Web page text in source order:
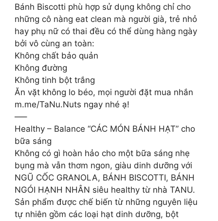
Bánh Biscotti phù hợp sử dụng không chỉ cho
những cô nàng eat clean mà người già, trẻ nhỏ
hay phụ nữ có thai đều có thể dùng hàng ngày
bởi vô cùng an toàn:
Không chất bảo quản
Không đường
Không tinh bột trắng
Ăn vặt không lo béo, mọi người đặt mua nhắn
m.me/TaNu.Nuts ngay nhé ạ!
—–
Healthy – Balance “CÁC MÓN BÁNH HẠT” cho
bữa sáng
Không có gì hoàn hảo cho một bữa sáng nhẹ
bụng mà vẫn thơm ngon, giàu dinh dưỡng với
NGŨ CỐC GRANOLA, BÁNH BISCOTTI, BÁNH
NGÓI HẠNH NHÂN siêu healthy từ nhà TANU.
Sản phẩm được chế biến từ những nguyên liệu
tự nhiên gồm các loại hạt dinh dưỡng, bột